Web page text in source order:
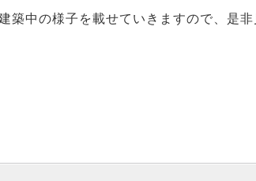
築中の様子を載せていきますので、是